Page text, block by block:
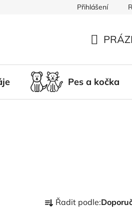
Doprava a platbaPřihlášení
KOŠÍK
Pes a kočka
a Řadit podle: